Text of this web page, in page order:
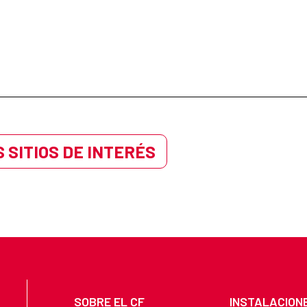
SITIOS DE INTERÉS
SOBRE EL CF